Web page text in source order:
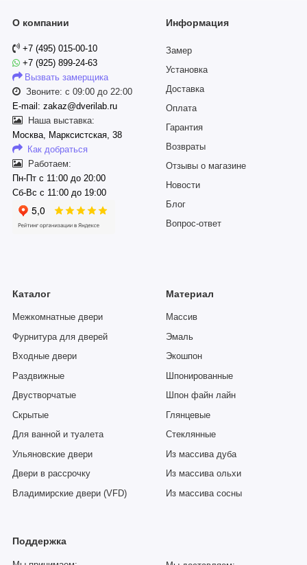
О компании
+7 (495) 015-00-10
+7 (925) 899-24-63
Вызвать замерщика
Звоните: с 09:00 до 22:00
E-mail: zakaz@dverilab.ru
Наша выставка:
Москва, Марксистская, 38
Как добраться
Работаем:
Пн-Пт с 11:00 до 20:00
Сб-Вс с 11:00 до 19:00
Информация
Замер
Установка
Доставка
Оплата
Гарантия
Возвраты
Отзывы о магазине
Новости
Блог
Вопрос-ответ
Каталог
Межкомнатные двери
Фурнитура для дверей
Входные двери
Раздвижные
Двустворчатые
Скрытые
Для ванной и туалета
Ульяновские двери
Двери в рассрочку
Владимирские двери (VFD)
Материал
Массив
Эмаль
Экошпон
Шпонированные
Шпон файн лайн
Глянцевые
Стеклянные
Из массива дуба
Из массива ольхи
Из массива сосны
Поддержка